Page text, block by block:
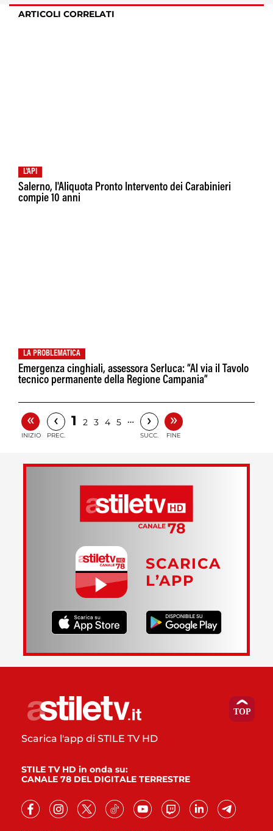
ARTICOLI CORRELATI
L'API
Salerno, l'Aliquota Pronto Intervento dei Carabinieri
compie 10 anni
LA PROBLEMATICA
Emergenza cinghiali, assessora Serluca: “Al via il Tavolo
tecnico permanente della Regione Campania”
«
INIZIO
‹
PREC.
1 2 3 4 5 … ›
SUCC.
»
FINE
SCARICA
L’APP
Scarica l'app di STILE TV HD
STILE TV HD in onda su:
CANALE 78 DEL DIGITALE TERRESTRE